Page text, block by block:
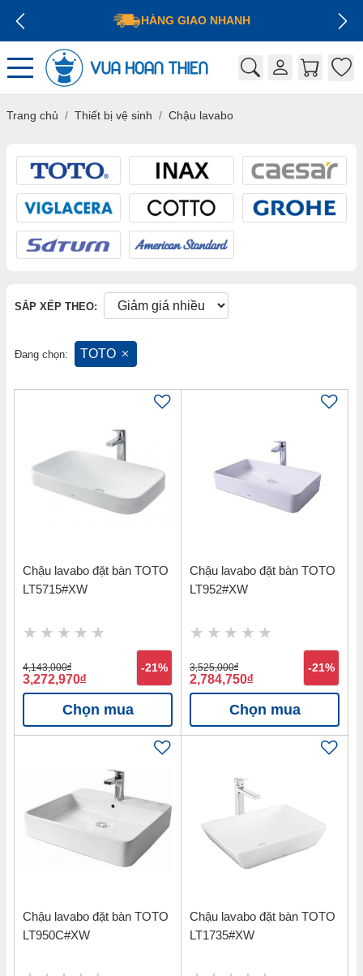
HÀNG GIAO NHANH
Trang chủ Thiết bị vệ sinh Chậu lavabo
SẮP XẾP THEO:
Đang chọn: TOTO
Chậu lavabo đặt bàn TOTO
LT5715#XW
4,143,000đ
3,272,970đ
-21%
Chọn mua
Chậu lavabo đặt bàn TOTO
LT952#XW
3,525,000đ
2,784,750đ
-21%
Chọn mua
Chậu lavabo đặt bàn TOTO
LT950C#XW
Chậu lavabo đặt bàn TOTO
LT1735#XW